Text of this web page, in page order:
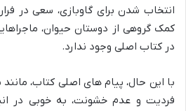
انتخاب شدن برای گاوبازی، سعی در
کمک گروهی از دوستان حیوان،
در کتاب اصلی وجود ندارد.
با این حال، پیام های اصلی کتاب،
فردیت و عدم خشونت، به خوبی در